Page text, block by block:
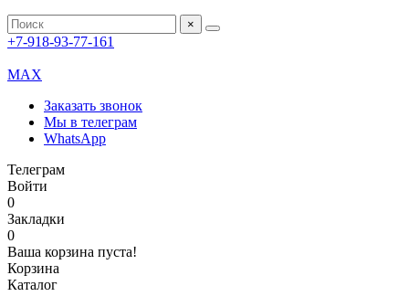
×
+7-918-93-77-161
MAX
Заказать звонок
Мы в телеграм
WhatsApp
Телеграм
Войти
0
Закладки
0
Ваша корзина пуста!
Корзина
Каталог